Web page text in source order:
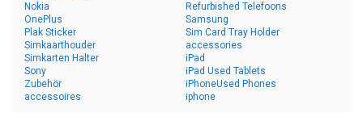
Nokia
OnePlus
Plak Sticker
Refurbished Telefoons
Samsung
Sim Card Tray Holder
Simkaarthouder
Simkarten Halter
Sony
Zubehör
accessoires
accessories
iPad
iPad Used Tablets
iPhoneUsed Phones
iphone